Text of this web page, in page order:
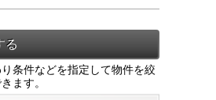
条件などを指定して物件を絞
ます。